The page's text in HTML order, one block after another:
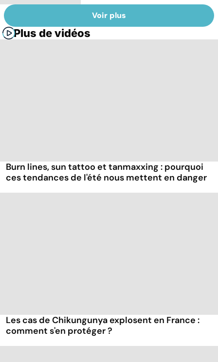
Voir plus
Plus de vidéos
Burn lines, sun tattoo et tanmaxxing : pourquoi
ces tendances de l'été nous mettent en danger
Les cas de Chikungunya explosent en France :
comment s'en protéger ?